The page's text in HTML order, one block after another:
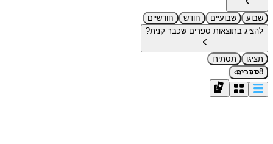
שבוע שבועיים חודש
חודשיים
להציג בתוצאות ספרים שכבר קנית?
תציגו
תסתירו
8ספרים›